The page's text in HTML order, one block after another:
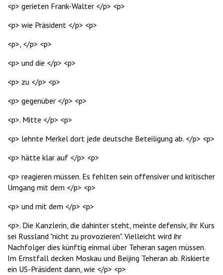
<p> gerieten Frank-Walter </p> <p>
<p> wie Präsident </p> <p>
<p>, </p> <p>
<p> und die </p> <p>
<p> zu </p> <p>
<p> gegenüber </p> <p>
<p>. Mitte </p> <p>
<p> lehnte Merkel dort jede deutsche Beteiligung ab. </p> <p>
<p> hätte klar auf </p> <p>
<p> reagieren müssen. Es fehlten sein offensiver und kritischer
Umgang mit dem </p> <p>
<p> und mit dem </p> <p>
<p>. Die Kanzlerin, die dahinter steht, meinte defensiv, ihr Kurs
sei Russland "nicht zu provozieren". Vielleicht wird ihr
Nachfolger dies künftig einmal über Teheran sagen müssen.
Im Ernstfall decken Moskau und Beijing Teheran ab. Riskierte
ein US-Präsident dann, wie </p> <p>